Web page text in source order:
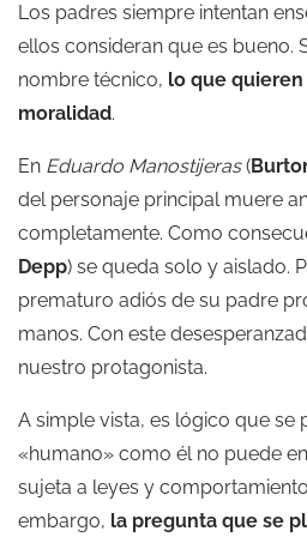
Los padres siempre intentan
ellos consideran que es bueno.
nombre técnico, lo que
moralidad.
En Eduardo Manostijeras (
del personaje principal muere
completamente. Como
Depp) se queda solo y aislado.
prematuro adiós de su padre
manos. Con este
nuestro protagonista.
A simple vista, es lógico que se
«humano» como él no puede
sujeta a leyes y
embargo, la pregunta que se